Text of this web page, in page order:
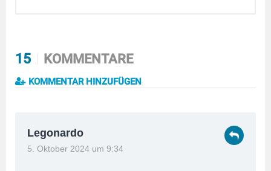
15 KOMMENTARE
KOMMENTAR HINZUFÜGEN
Legonardo
5. Oktober 2024 um 9:34